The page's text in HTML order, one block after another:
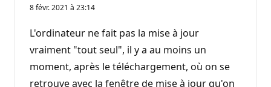
8 févr. 2021 à 23:14
L'ordinateur ne fait pas la mise à jour
vraiment "tout seul", il y a au moins un
moment, après le téléchargement, où on se
retrouve avec la fenêtre de mise à jour qu'on